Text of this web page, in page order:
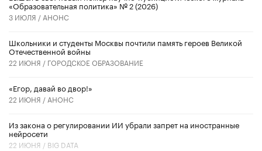
«Образовательная политика» № 2 (2026)
3 ИЮЛЯ / АНОНС
Школьники и студенты Москвы почтили память героев Великой
Отечественной войны
22 ИЮНЯ / ГОРОДСКОЕ ОБРАЗОВАНИЕ
«Егор, давай во двор!»
22 ИЮНЯ / АНОНС
Из закона о регулировании ИИ убрали запрет на иностранные
нейросети
22 ИЮНЯ / BIG DATA